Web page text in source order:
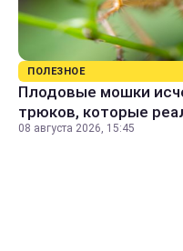
ПОЛЕЗНОЕ
Плодовые мошки
трюков, которые
08 августа 2026, 15:45